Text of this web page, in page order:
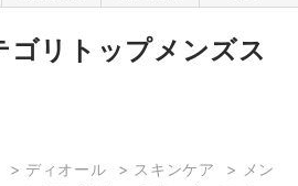
ゴリトップメンズス
> ディオール > スキンケア >
メン